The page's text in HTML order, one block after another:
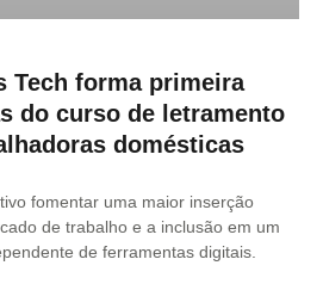
Tech forma primeira
do curso de letramento
domésticas
fomentar uma maior inserção
de trabalho e a inclusão em um
de ferramentas digitais.